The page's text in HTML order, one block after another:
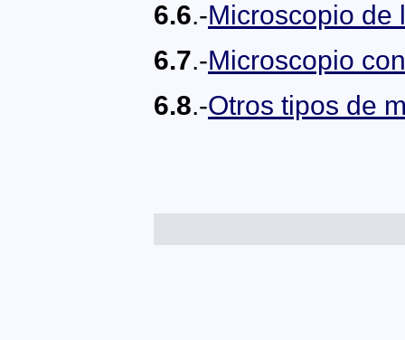
6.6.-Microscopio de
6.7.-Microscopio
6.8.-Otros tipos de